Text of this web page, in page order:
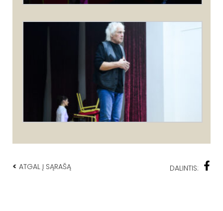
< ATGAL Į SĄRAŠĄ DALINTIS: